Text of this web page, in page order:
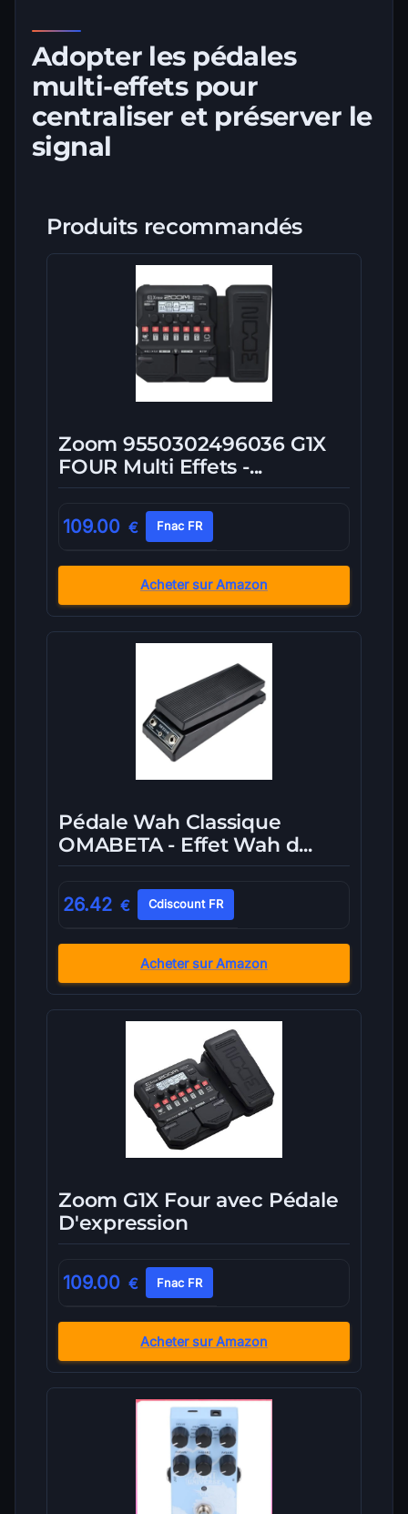
Adopter les pédales
multi-effets pour
centraliser et préserver le
signal
Produits recommandés
Zoom 9550302496036 G1X
FOUR Multi Effets -...
109.00 € Fnac FR
Acheter sur Amazon
Pédale Wah Classique
OMABETA - Effet Wah d...
26.42 € Cdiscount FR
Acheter sur Amazon
Zoom G1X Four avec Pédale
D'expression
109.00 € Fnac FR
Acheter sur Amazon